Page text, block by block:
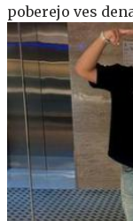
poberejo ves